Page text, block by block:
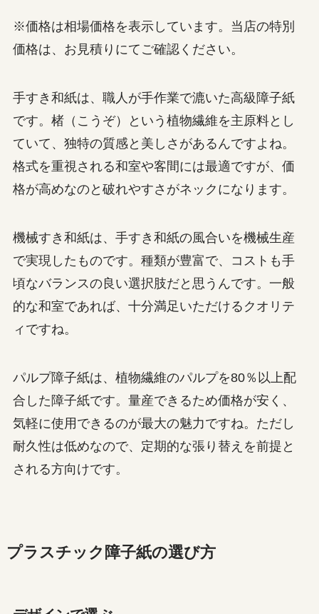
※価格は相場価格を表示しています。当店の特別
価格は、お見積りにてご確認ください。
手すき和紙は、職人が手作業で漉いた高級障子紙
です。楮（こうぞ）という植物繊維を主原料とし
ていて、独特の質感と美しさがあるんですよね。
格式を重視される和室や客間には最適ですが、価
格が高めなのと破れやすさがネックになります。
機械すき和紙は、手すき和紙の風合いを機械生産
で実現したものです。種類が豊富で、コストも手
頃なバランスの良い選択肢だと思うんです。一般
的な和室であれば、十分満足いただけるクオリテ
ィですね。
パルプ障子紙は、植物繊維のパルプを80％以上配
合した障子紙です。量産できるため価格が安く、
気軽に使用できるのが最大の魅力ですね。ただし
耐久性は低めなので、定期的な張り替えを前提と
される方向けです。
プラスチック障子紙の選び方